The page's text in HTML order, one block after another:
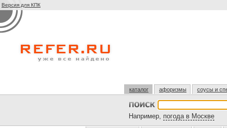
Версия для КПК
каталог афоризмы соусы и
Например, погода в Москве